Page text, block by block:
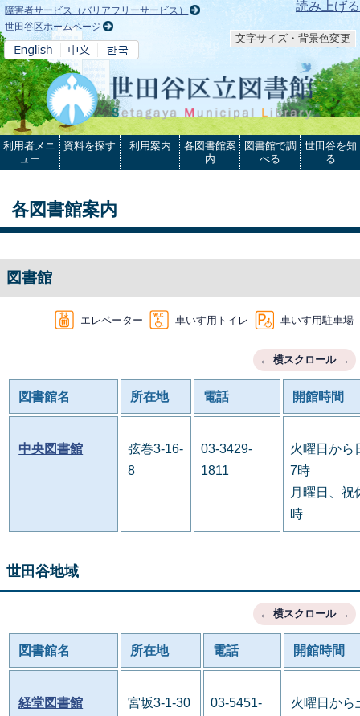
本文へ 読み上げる
障害者サービス（バリアフリーサービス）
世田谷区ホームページ
文字サイズ・背景色変更
利用者メニ
ュー
資料を探す 利用案内
各図書館案
内
図書館で調
べる
世田谷を知
る
各図書館案内
図書館
エレベーター 車いす用トイレ 車いす用駐車場
図書館名 所在地 電話 開館時間
中央図書館
弦巻3-16-
8
03-3429-
1811
火曜日から
7時
月曜日、祝
時
世田谷地域
図書館名 所在地 電話 開館時間
経堂図書館 宮坂3-1-30
03-5451-
火曜日から